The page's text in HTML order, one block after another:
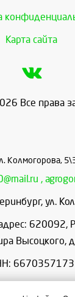
Карта сайта
Все права
Колмогорова,
,
, ул.
620092,
Высоцкого,
6670357173